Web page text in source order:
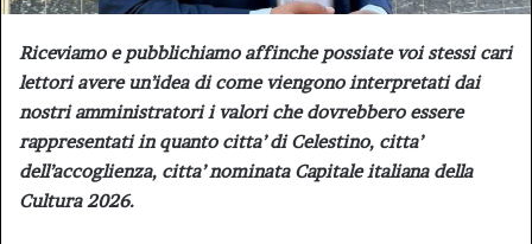
Riceviamo e pubblichiamo affinche possiate voi stessi cari
lettori avere un’idea di come viengono interpretati dai
nostri amministratori i valori che dovrebbero essere
rappresentati in quanto citta’ di Celestino, citta’
dell’accoglienza, citta’ nominata Capitale italiana della
Cultura 2026.